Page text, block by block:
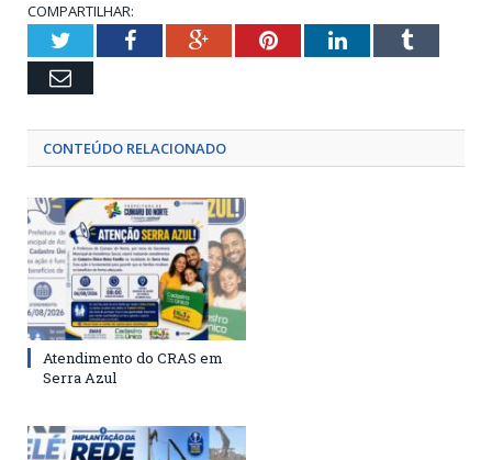
COMPARTILHAR:
TwitterFacebookGoogle+PinterestLinkedInTumblr
Email
CONTEÚDO RELACIONADO
Atendimento do CRAS em
Serra Azul